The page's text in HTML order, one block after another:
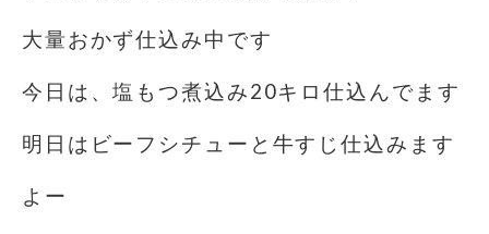
大量おかず仕込み中です
今日は、塩もつ煮込み20キロ仕込んでます
明日はビーフシチューと牛すじ仕込みます
よー